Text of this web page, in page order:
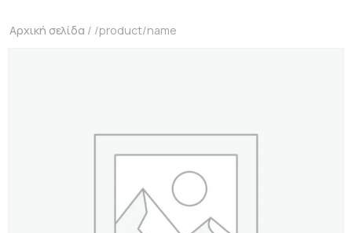
Αρχική σελίδα / /product/name